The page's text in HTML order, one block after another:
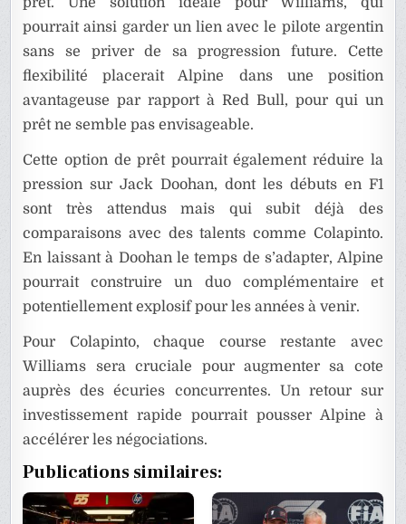
pourrait ainsi garder un lien avec le pilote argentin
sans se priver de sa progression future. Cette
flexibilité placerait Alpine dans une position
avantageuse par rapport à Red Bull, pour qui un
prêt ne semble pas envisageable.
Cette option de prêt pourrait également réduire la
pression sur Jack Doohan, dont les débuts en F1
sont très attendus mais qui subit déjà des
comparaisons avec des talents comme Colapinto.
En laissant à Doohan le temps de s’adapter, Alpine
pourrait construire un duo complémentaire et
potentiellement explosif pour les années à venir.
Pour Colapinto, chaque course restante avec
Williams sera cruciale pour augmenter sa cote
auprès des écuries concurrentes. Un retour sur
investissement rapide pourrait pousser Alpine à
accélérer les négociations.
Publications similaires: